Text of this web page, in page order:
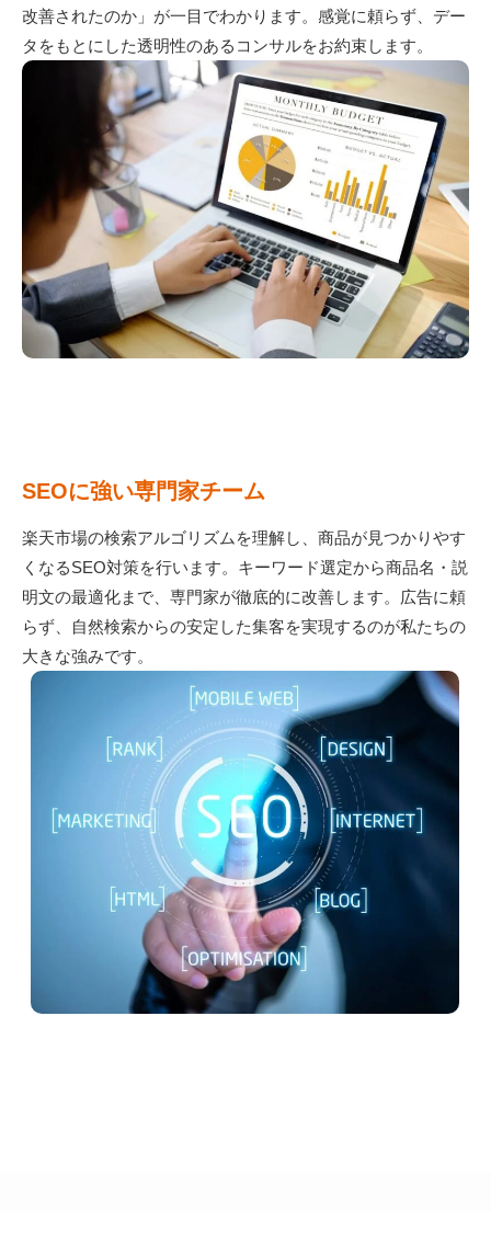
改善されたのか」が一目でわかります。感覚に頼らず、デー
タをもとにした透明性のあるコンサルをお約束します。
SEOに強い専門家チーム
楽天市場の検索アルゴリズムを理解し、商品が見つかりやす
くなるSEO対策を行います。キーワード選定から商品名・説
明文の最適化まで、専門家が徹底的に改善します。広告に頼
らず、自然検索からの安定した集客を実現するのが私たちの
大きな強みです。